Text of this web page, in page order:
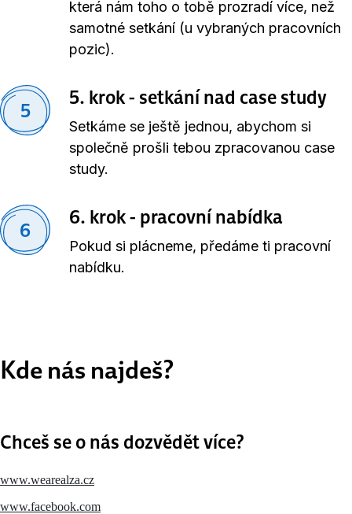
která nám toho o tobě prozradí více, než
samotné setkání (u vybraných pracovních
pozic).
5
5. krok - setkání nad case study
Setkáme se ještě jednou, abychom si
společně prošli tebou zpracovanou case
study.
6
6. krok - pracovní nabídka
Pokud si plácneme, předáme ti pracovní
nabídku.
Kde nás najdeš?
Chceš se o nás dozvědět více?
www.wearealza.cz
www.facebook.com